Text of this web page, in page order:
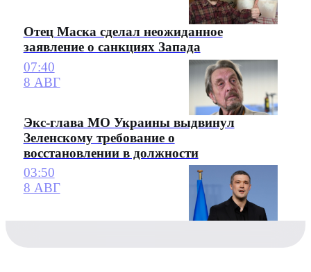
Отец Маска сделал неожиданное
заявление о санкциях Запада
07:40
8 АВГ
Экс-глава МО Украины выдвинул
Зеленскому требование о
восстановлении в должности
03:50
8 АВГ